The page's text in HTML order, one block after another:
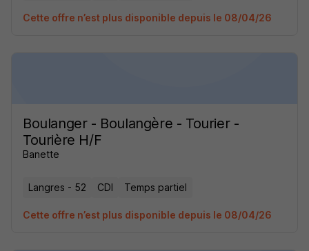
Cette offre n’est plus disponible depuis le 08/04/26
Boulanger - Boulangère - Tourier -
Tourière H/F
Banette
Langres - 52 CDI Temps partiel
Cette offre n’est plus disponible depuis le 08/04/26